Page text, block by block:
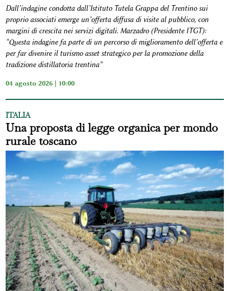
Dall’indagine condotta dall’Istituto Tutela Grappa del Trentino sui
proprio associati emerge un’offerta diffusa di visite al pubblico, con
margini di crescita nei servizi digitali. Marzadro (Presidente ITGT):
“Questa indagine fa parte di un percorso di miglioramento dell’offerta e
per far divenire il turismo asset strategico per la promozione della
tradizione distillatoria trentina”
04 agosto 2026 | 10:00
ITALIA
Una proposta di legge organica per mondo
rurale toscano